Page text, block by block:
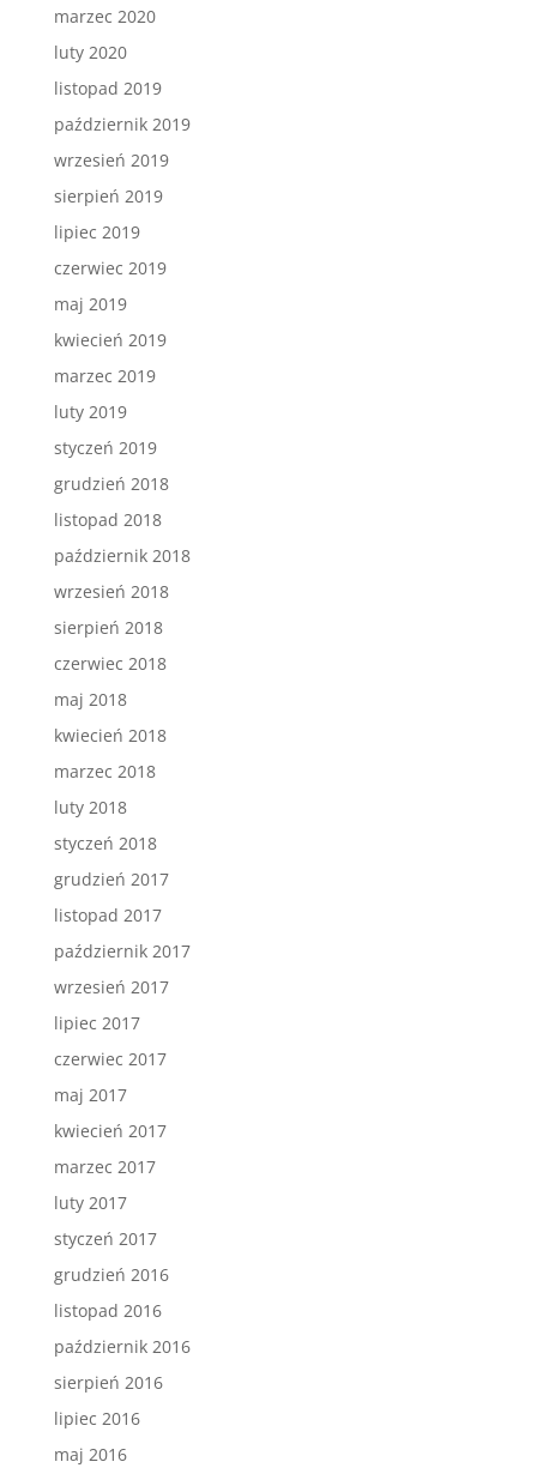
marzec 2020
luty 2020
listopad 2019
październik 2019
wrzesień 2019
sierpień 2019
lipiec 2019
czerwiec 2019
maj 2019
kwiecień 2019
marzec 2019
luty 2019
styczeń 2019
grudzień 2018
listopad 2018
październik 2018
wrzesień 2018
sierpień 2018
czerwiec 2018
maj 2018
kwiecień 2018
marzec 2018
luty 2018
styczeń 2018
grudzień 2017
listopad 2017
październik 2017
wrzesień 2017
lipiec 2017
czerwiec 2017
maj 2017
kwiecień 2017
marzec 2017
luty 2017
styczeń 2017
grudzień 2016
listopad 2016
październik 2016
sierpień 2016
lipiec 2016
maj 2016